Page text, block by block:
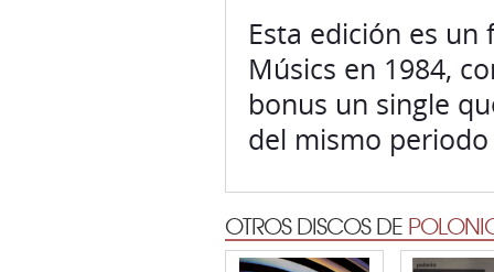
Esta edición es
Músics en 1984,
bonus un single
del mismo periodo
OTROS DISCOS DE